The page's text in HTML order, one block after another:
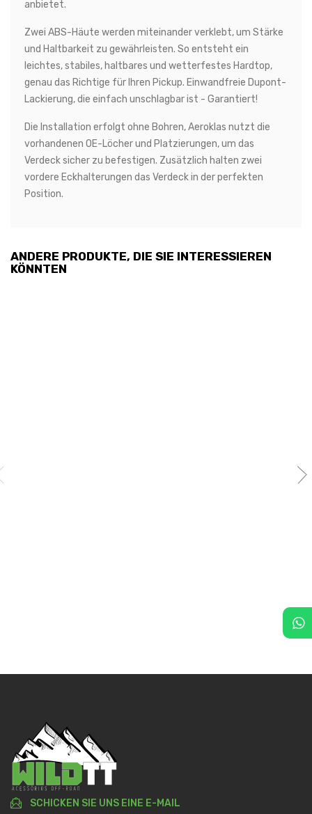
anbietet.
Zwei ABS-Häute werden miteinander verklebt, um Stärke
und Haltbarkeit zu gewährleisten. So entsteht ein
leichtes, stabiles, haltbares und wetterfestes Hardtop,
genau das Richtige für Ihren Pickup. Einwandfreie Dupont-
Lackierung, die einfach unschlagbar ist - Garantiert!
Die Installation erfolgt ohne Bohren, Aeroklas nutzt die
vorhandenen OE-Löcher und Platzierungen, um das
Verdeck sicher zu befestigen. Zusätzlich halten zwei
vordere Eckhalterungen das Verdeck in der perfekten
Position.
ANDERE PRODUKTE, DIE SIE INTERESSIEREN
KÖNNTEN
SCHICKEN SIE UNS EINE E-MAIL